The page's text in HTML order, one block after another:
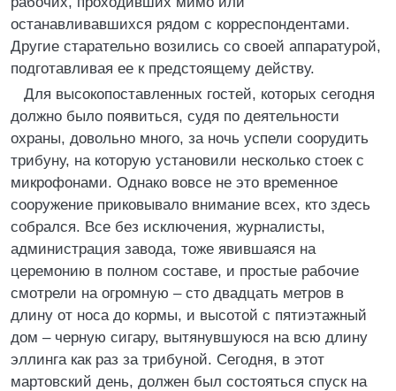
останавливавшихся рядом с корреспондентами.
Другие старательно возились со своей аппаратурой,
подготавливая ее к предстоящему действу.
Для высокопоставленных гостей, которых сегодня
должно было появиться, судя по деятельности
охраны, довольно много, за ночь успели соорудить
трибуну, на которую установили несколько стоек с
микрофонами. Однако вовсе не это временное
сооружение приковывало внимание всех, кто здесь
собрался. Все без исключения, журналисты,
администрация завода, тоже явившаяся на
церемонию в полном составе, и простые рабочие
смотрели на огромную – сто двадцать метров в
длину от носа до кормы, и высотой с пятиэтажный
дом – черную сигару, вытянувшуюся на всю длину
эллинга как раз за трибуной. Сегодня, в этот
мартовский день, должен был состояться спуск на